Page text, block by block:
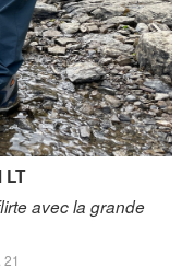
LT
avec la grande